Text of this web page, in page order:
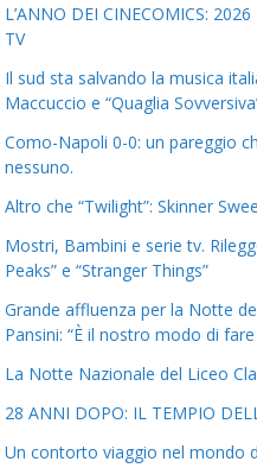
L’ANNO DEI CINECOMICS:
TV
Il sud sta salvando la musica
Maccuccio e “Quaglia
Como-Napoli 0-0: un pareggio
nessuno.
Altro che “Twilight”: Skinner
Mostri, Bambini e serie tv.
Peaks” e “Stranger Things”
Grande affluenza per la Notte
Pansini: “È il nostro modo di
La Notte Nazionale del Liceo
28 ANNI DOPO: IL TEMPIO
Un contorto viaggio nel mondo